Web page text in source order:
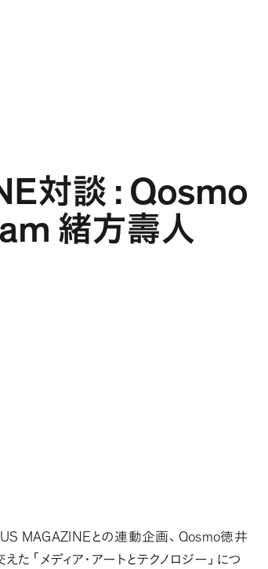
対談 : Qosmo
緒方壽人
MAGAZINEとの連動企画、 Qosmo徳井
えた 「 メディア・アートとテクノロジー 」 につ